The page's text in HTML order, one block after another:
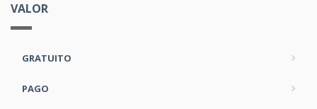
VALOR
GRATUITO
PAGO